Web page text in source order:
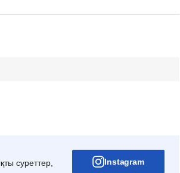
суреттер,
Instagram